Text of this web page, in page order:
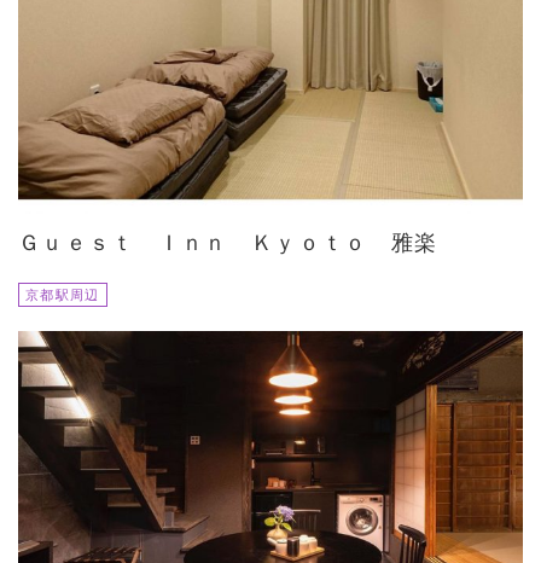
Ｇｕｅｓｔ Ｉｎｎ Ｋｙｏｔｏ 雅楽
京都駅周辺